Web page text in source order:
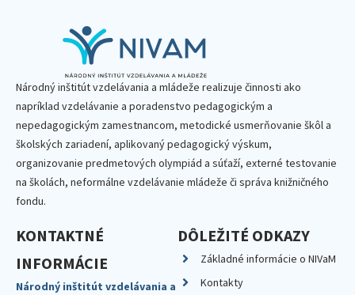
Národný inštitút vzdelávania a mládeže realizuje činnosti ako
napríklad vzdelávanie a poradenstvo pedagogickým a
nepedagogickým zamestnancom, metodické usmerňovanie škôl a
školských zariadení, aplikovaný pedagogický výskum,
organizovanie predmetových olympiád a súťaží, externé testovanie
na školách, neformálne vzdelávanie mládeže či správa knižničného
fondu.
KONTAKTNÉ
INFORMÁCIE
Národný inštitút vzdelávania a
DÔLEŽITÉ ODKAZY
Základné informácie o NIVaM
Kontakty